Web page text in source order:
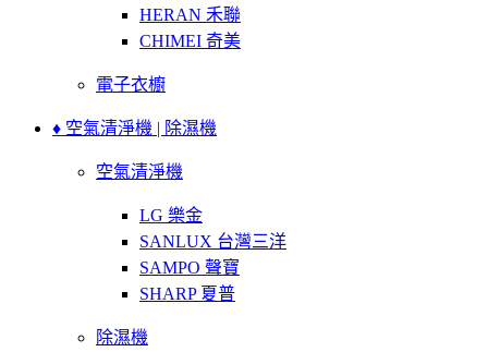
HERAN 禾聯
CHIMEI 奇美
電子衣櫥
♦ 空氣清淨機 | 除濕機
空氣清淨機
LG 樂金
SANLUX 台灣三洋
SAMPO 聲寶
SHARP 夏普
除濕機